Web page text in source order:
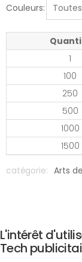
Couleurs:
1
100
250
500
1000
1500
catégorie: Arts
L'intérêt
Tech